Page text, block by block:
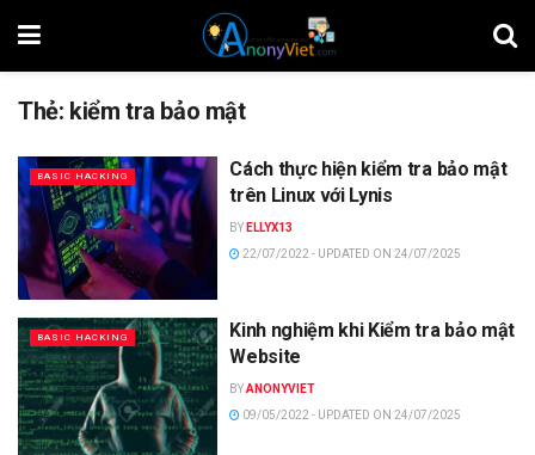
Thẻ: kiểm tra bảo mật
BASIC HACKING
Cách thực hiện kiểm tra bảo mật
trên Linux với Lynis
BY ELLYX13
22/07/2022 - UPDATED ON 24/07/2025
BASIC HACKING
Kinh nghiệm khi Kiểm tra bảo mật
Website
BYANONYVIET
09/05/2022 - UPDATED ON 24/07/2025